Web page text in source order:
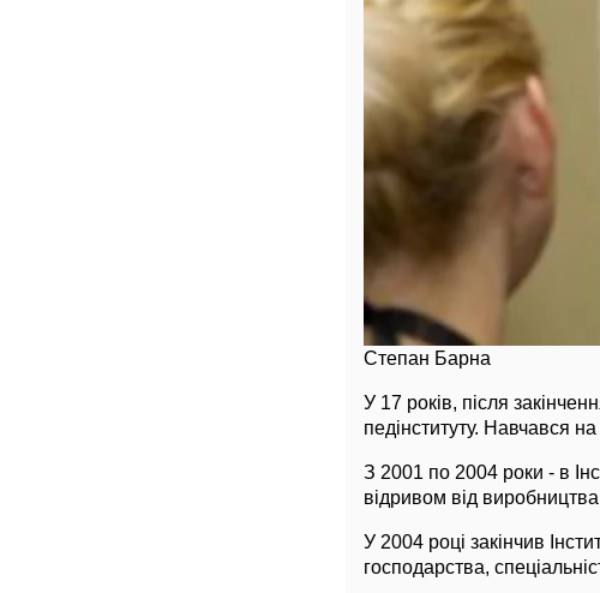
Степан Барна
У 17 років, після
педінституту. Навчався
З 2001 по 2004 роки - в
відривом від
У 2004 році закінчив
господарства,